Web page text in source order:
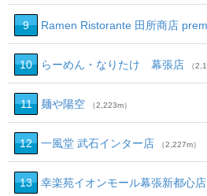
9 Ramen Ristorante 田所商店
10 らーめん・なりたけ 幕張店 （
11 麺や陽空 （2,223m）
12 一風堂 武石インター店 （2,227m）
13 幸楽苑イオンモール幕張新都心店